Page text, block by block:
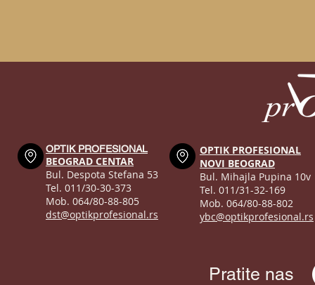
OPTIK PROFESIONAL
BEOGRAD CENTAR
Bul. Despota Stefana 53
Tel. 011/30-30-373
Mob. 064/80-88-805
dst@optikprofesional.rs
OPTIK PROFESIONAL
NOVI BEOGRAD
Bul. Mihajla Pupina 10v
Tel. 011/31-32-169
Mob. 064/80-88-802
ybc@optikprofesional.rs
Pratite nas